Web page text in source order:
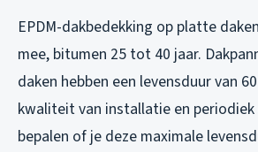
EPDM-dakbedekking op platte
mee, bitumen 25 tot 40 jaar.
daken hebben een levensduur van
kwaliteit van installatie en
bepalen of je deze maximale